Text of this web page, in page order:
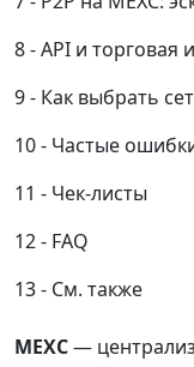
API и торговая
Как выбрать
Частые
Чек-листы
FAQ
См. также
MEXC—